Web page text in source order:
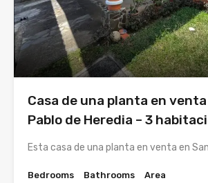
Casa de una planta en venta
Pablo de Heredia – 3
Esta casa de una planta en venta en
Bedrooms
Bathrooms
Area